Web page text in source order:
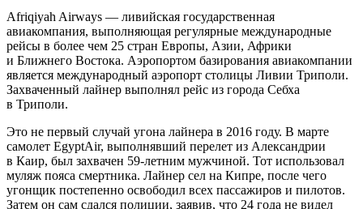
Afriqiyah Airways — ливийская государственная
авиакомпания, выполняющая регулярные международные
рейсы в более чем 25 стран Европы, Азии, Африки
и Ближнего Востока. Аэропортом базирования авиакомпании
является международный аэропорт столицы Ливии Триполи.
Захваченный лайнер выполнял рейс из города Себха
в Триполи.
Это не первый случай угона лайнера в 2016 году. В марте
самолет EgyptAir, выполнявший перелет из Александрии
в Каир, был захвачен 59-летним мужчиной. Тот использовал
муляж пояса смертника. Лайнер сел на Кипре, после чего
угонщик постепенно освободил всех пассажиров и пилотов.
Затем он сам сдался полиции, заявив, что 24 года не видел